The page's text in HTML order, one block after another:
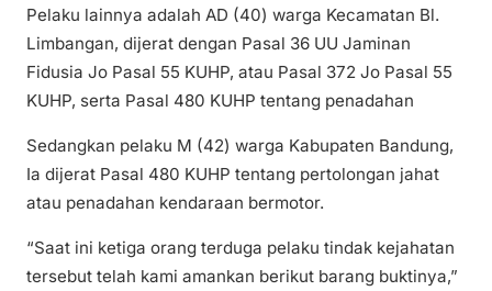
Pelaku lainnya adalah AD (40) warga Kecamatan Bl.
Limbangan, dijerat dengan Pasal 36 UU Jaminan
Fidusia Jo Pasal 55 KUHP, atau Pasal 372 Jo Pasal 55
KUHP, serta Pasal 480 KUHP tentang penadahan
Sedangkan pelaku M (42) warga Kabupaten Bandung,
Ia dijerat Pasal 480 KUHP tentang pertolongan jahat
atau penadahan kendaraan bermotor.
“Saat ini ketiga orang terduga pelaku tindak kejahatan
tersebut telah kami amankan berikut barang buktinya,”